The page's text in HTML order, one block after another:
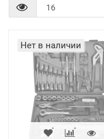
Наборы
(2)
Системы
(1)
Нет в наличии